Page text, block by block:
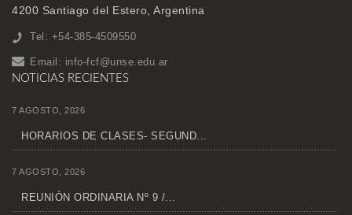
4200 Santiago del Estero, Argentina
Tel: +54-385-4509550
Email: info-fcf@unse.edu.ar
NOTICIAS RECIENTES
7 AGOSTO, 2026
HORARIOS DE CLASES- SEGUND...
7 AGOSTO, 2026
REUNIÓN ORDINARIA Nº 9 /...